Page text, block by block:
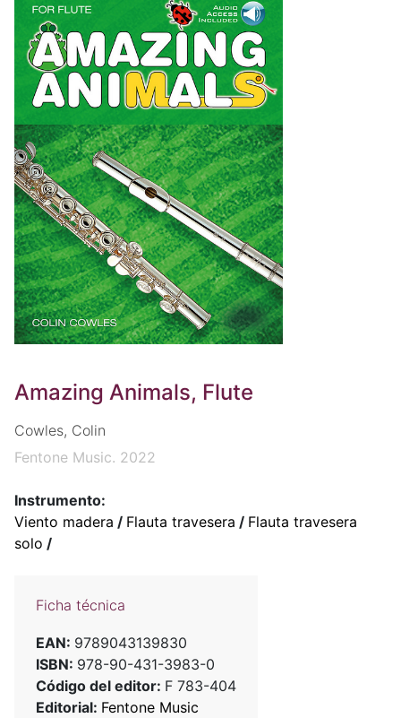
Amazing Animals, Flute
Cowles, Colin
Fentone Music. 2022
Instrumento:
Viento madera / Flauta travesera / Flauta travesera
solo /
Ficha técnica
EAN: 9789043139830
ISBN: 978-90-431-3983-0
Código del editor: F 783-404
Editorial: Fentone Music